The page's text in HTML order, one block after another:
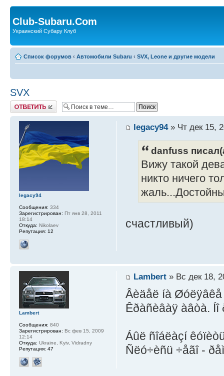
Club-Subaru.Com
Украинский Субару Клуб
Список форумов ‹ Автомобили Subaru ‹ SVX, Leone и другие модели
SVX
Ответить
legacy94» Чт дек 15,
danfuss
Вижу такой
никто ничего
счастливый)
legacy94
Сообщения: 334
Зарегистрирован: Пт янв 28, 2011
18:14
Откуда: Nikolaev
Репутация: 12
Lambert» Вс дек 18,
Âèäåë íà
Êðàñèâàÿ àâòà.
Áûë ñîáëàçí
Ñëó÷èñü ÷åãî -
Lambert
Сообщения: 840
Зарегистрирован: Вс фев 15, 2009
12:14
Откуда: Ukraine, Kyiv, Vidradny
Репутация: 47